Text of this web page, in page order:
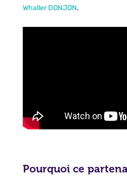
Whaller DONJON.
Pourquoi ce